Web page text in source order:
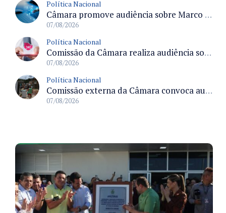
Política Nacional
Câmara promove audiência sobre Marco de Fomento à Economia Digital e impactos da inteligência artificial
07/08/2026
Política Nacional
Comissão da Câmara realiza audiência sobre apostas online para medir o tamanho do mercado ilegal
07/08/2026
Política Nacional
Comissão externa da Câmara convoca audiência pública sobre chuvas na Zona da Mata de Minas Gerais e impactos em Juiz de Fora
07/08/2026